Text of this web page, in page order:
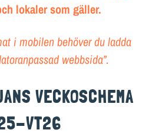
BOKA OSS
LOKALER OCH KOSTYM
DOKUMENT
TEATERSMEDJAN PLAY
lokaler som gäller.
i mobilen behöver du ladda
webbsida”.
VECKOSCHEMA
VT26